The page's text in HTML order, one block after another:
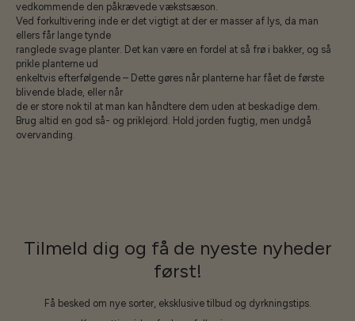
vedkommende den påkrævede vækstsæson.
Ved forkultivering inde er det vigtigt at der er masser af lys, da man
ellers får lange tynde
ranglede svage planter. Det kan være en fordel at så frø i bakker, og så
prikle planterne ud
enkeltvis efterfølgende – Dette gøres når planterne har fået de første
blivende blade, eller når
de er store nok til at man kan håndtere dem uden at beskadige dem.
Brug altid en god så- og priklejord. Hold jorden fugtig, men undgå
overvanding.
Tilmeld dig og få de nyeste nyheder
først!
Få besked om nye sorter, eksklusive tilbud og dyrkningstips.